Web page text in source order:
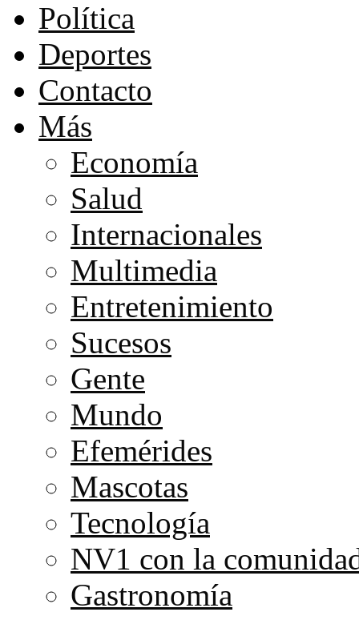
Política
Deportes
Contacto
Más
Economía
Salud
Internacionales
Multimedia
Entretenimiento
Sucesos
Gente
Mundo
Efemérides
Mascotas
Tecnología
NV1 con la
Gastronomía